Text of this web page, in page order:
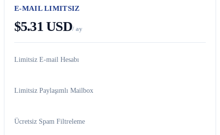
E-MAIL LIMITSIZ
$5.31 USD/ ay
Limitsiz E-mail Hesabı
Limitsiz Paylaşımlı Mailbox
Ücretsiz Spam Filtreleme